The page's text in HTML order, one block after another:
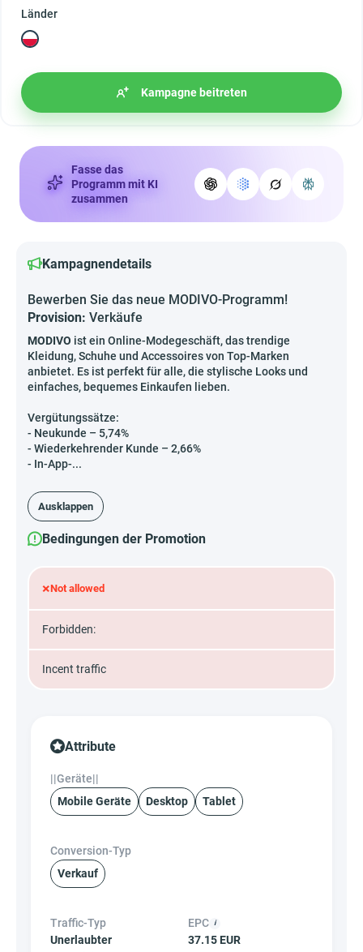
Länder
Kampagne beitreten
Fasse das
Programm mit KI
zusammen
Kampagnendetails
Bewerben Sie das neue MODIVO-Programm!
Provision: Verkäufe
MODIVO ist ein Online-Modegeschäft, das trendige
Kleidung, Schuhe und Accessoires von Top-Marken
anbietet. Es ist perfekt für alle, die stylische Looks und
einfaches, bequemes Einkaufen lieben.
Vergütungssätze:
- Neukunde – 5,74%
- Wiederkehrender Kunde – 2,66%
- In-App-...
Ausklappen
Bedingungen der Promotion
×Not allowed
Forbidden:
Incent traffic
Attribute
||Geräte||
Mobile Geräte
Desktop Tablet
Conversion-Typ
Verkauf
Traffic-Typ
Unerlaubter
EPC
37.15 EUR